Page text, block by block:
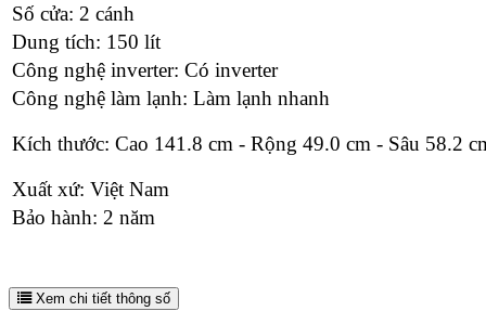
Số cửa: 2 cánh
Dung tích: 150 lít
Công nghệ inverter: Có inverter
Công nghệ làm lạnh: Làm lạnh nhanh
Kích thước: Cao 141.8 cm - Rộng 49.0 cm - Sâu 58.2
Xuất xứ: Việt Nam
Bảo hành: 2 năm
Xem chi tiết thông số